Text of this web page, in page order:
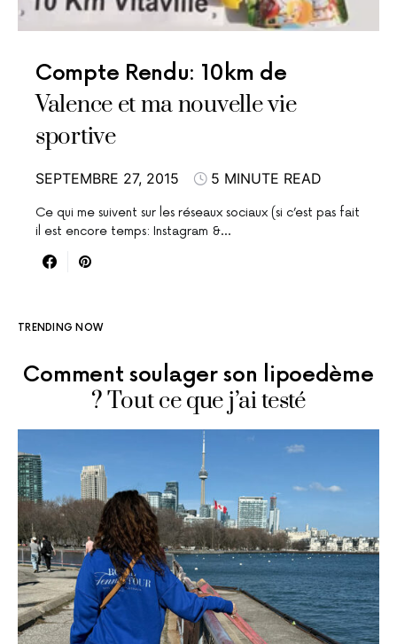
Compte Rendu: 10km de
Valence et ma nouvelle vie
sportive
SEPTEMBRE 27, 2015 5 MINUTE READ
Ce qui me suivent sur les réseaux sociaux (si c’est pas fait
il est encore temps: Instagram &…
TRENDING NOW
Comment soulager son lipoedème
? Tout ce que j’ai testé